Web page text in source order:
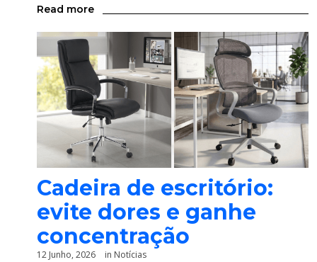
Read more
Cadeira de escritório:
evite dores e ganhe
concentração
12 Junho, 2026 in Notícias